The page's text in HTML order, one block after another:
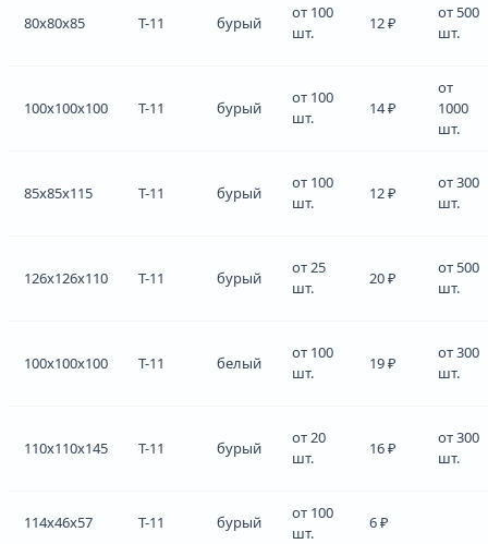
80x80x85 Т-11 бурый
от 100
шт.
12 ₽
от 500
шт.
100x100x100 Т-11 бурый
от 100
шт.
14 ₽
от
1000
шт.
85x85x115 Т-11 бурый
от 100
шт.
12 ₽
от 300
шт.
126x126x110 Т-11 бурый
от 25
шт.
20 ₽
от 500
шт.
100x100x100 Т-11 белый
от 100
шт.
19 ₽
от 300
шт.
110x110x145 Т-11 бурый
от 20
шт.
16 ₽
от 300
шт.
114x46x57 Т-11 бурый
от 100
шт.
6 ₽